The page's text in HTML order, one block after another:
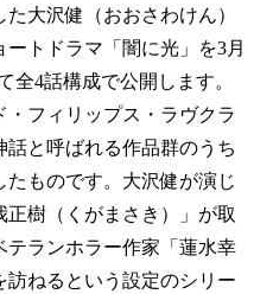
大沢健（おおさわけん）
トドラマ「闇に光」を3月
全4話構成で公開します。
・フィリップス・ラヴクラ
と呼ばれる作品群のうち
ものです。大沢健が演じ
樹（くがまさき）」が取
ランホラー作家「蓮⽔幸
ねるという設定のシリー